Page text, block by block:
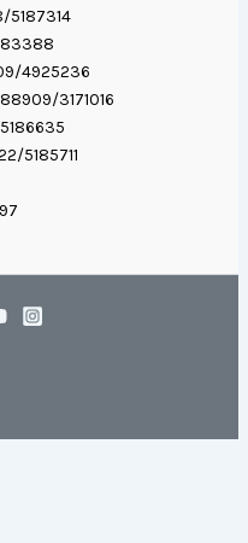
5187314
4925236
3171016
5185711